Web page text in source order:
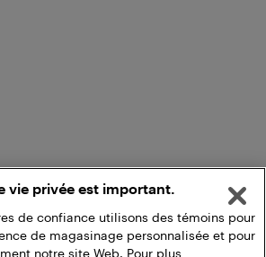
vie privée est important.
de confiance utilisons des témoins pour
de magasinage personnalisée et pour
notre site Web. Pour plus